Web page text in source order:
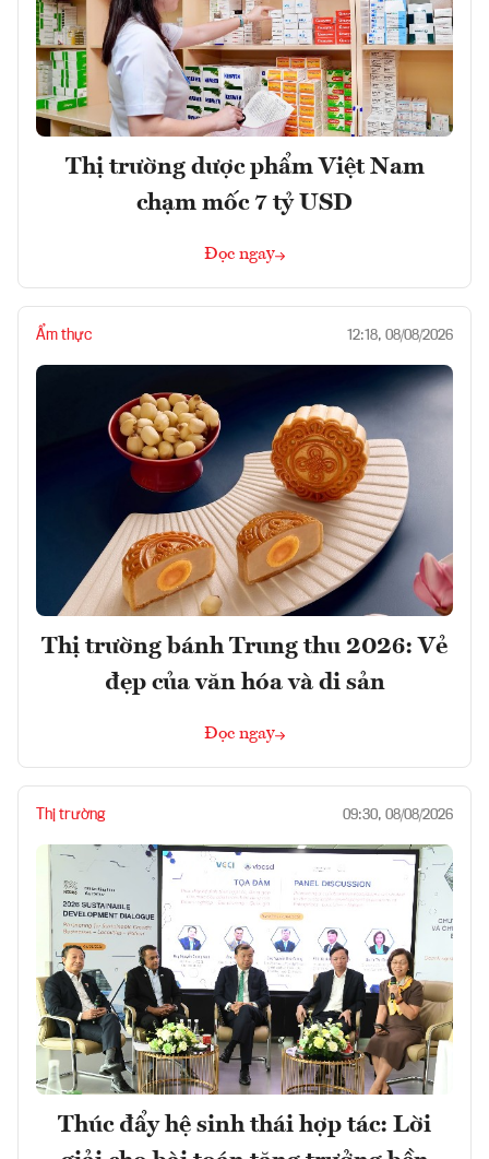
Thị trường dược phẩm Việt Nam
chạm mốc 7 tỷ USD
Đọc ngay
Ẩm thực 12:18, 08/08/2026
Thị trường bánh Trung thu 2026: Vẻ
đẹp của văn hóa và di sản
Đọc ngay
Thị trường 09:30, 08/08/2026
Thúc đẩy hệ sinh thái hợp tác: Lời